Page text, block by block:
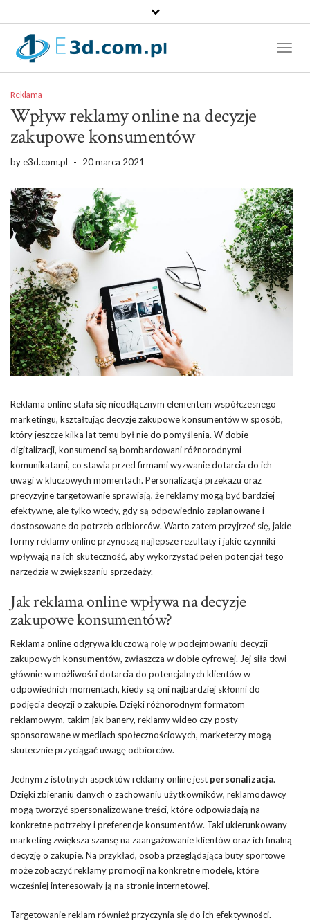
Reklama
Wpływ reklamy online na decyzje
zakupowe konsumentów
bye3d.com.pl - 20 marca 2021
Reklama online stała się nieodłącznym elementem współczesnego
marketingu, kształtując decyzje zakupowe konsumentów w sposób,
który jeszcze kilka lat temu był nie do pomyślenia. W dobie
digitalizacji, konsumenci są bombardowani różnorodnymi
komunikatami, co stawia przed firmami wyzwanie dotarcia do ich
uwagi w kluczowych momentach. Personalizacja przekazu oraz
precyzyjne targetowanie sprawiają, że reklamy mogą być bardziej
efektywne, ale tylko wtedy, gdy są odpowiednio zaplanowane i
dostosowane do potrzeb odbiorców. Warto zatem przyjrzeć się, jakie
formy reklamy online przynoszą najlepsze rezultaty i jakie czynniki
wpływają na ich skuteczność, aby wykorzystać pełen potencjał tego
narzędzia w zwiększaniu sprzedaży.
Jak reklama online wpływa na decyzje
zakupowe konsumentów?
Reklama online odgrywa kluczową rolę w podejmowaniu decyzji
zakupowych konsumentów, zwłaszcza w dobie cyfrowej. Jej siła tkwi
głównie w możliwości dotarcia do potencjalnych klientów w
odpowiednich momentach, kiedy są oni najbardziej skłonni do
podjęcia decyzji o zakupie. Dzięki różnorodnym formatom
reklamowym, takim jak banery, reklamy wideo czy posty
sponsorowane w mediach społecznościowych, marketerzy mogą
skutecznie przyciągać uwagę odbiorców.
Jednym z istotnych aspektów reklamy online jest personalizacja.
Dzięki zbieraniu danych o zachowaniu użytkowników, reklamodawcy
mogą tworzyć spersonalizowane treści, które odpowiadają na
konkretne potrzeby i preferencje konsumentów. Taki ukierunkowany
marketing zwiększa szansę na zaangażowanie klientów oraz ich finalną
decyzję o zakupie. Na przykład, osoba przeglądająca buty sportowe
może zobaczyć reklamy promocji na konkretne modele, które
wcześniej interesowały ją na stronie internetowej.
Targetowanie reklam również przyczynia się do ich efektywności.